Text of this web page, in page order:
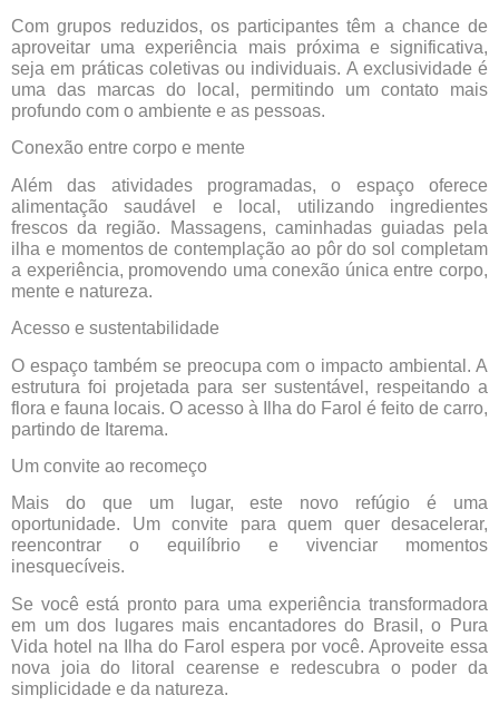
Com grupos reduzidos, os participantes têm a chance de
aproveitar uma experiência mais próxima e significativa,
seja em práticas coletivas ou individuais. A exclusividade é
uma das marcas do local, permitindo um contato mais
profundo com o ambiente e as pessoas.
Conexão entre corpo e mente
Além das atividades programadas, o espaço oferece
alimentação saudável e local, utilizando ingredientes
frescos da região. Massagens, caminhadas guiadas pela
ilha e momentos de contemplação ao pôr do sol completam
a experiência, promovendo uma conexão única entre corpo,
mente e natureza.
Acesso e sustentabilidade
O espaço também se preocupa com o impacto ambiental. A
estrutura foi projetada para ser sustentável, respeitando a
flora e fauna locais. O acesso à Ilha do Farol é feito de carro,
partindo de Itarema.
Um convite ao recomeço
Mais do que um lugar, este novo refúgio é uma
oportunidade. Um convite para quem quer desacelerar,
reencontrar o equilíbrio e vivenciar momentos
inesquecíveis.
Se você está pronto para uma experiência transformadora
em um dos lugares mais encantadores do Brasil, o Pura
Vida hotel na Ilha do Farol espera por você. Aproveite essa
nova joia do litoral cearense e redescubra o poder da
simplicidade e da natureza.